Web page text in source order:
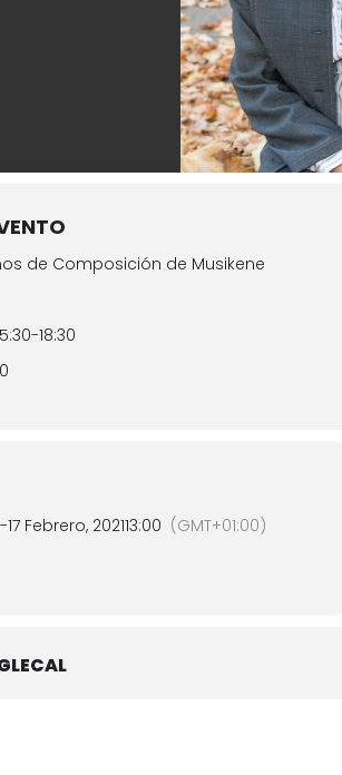
de Composición de Musikene
18:30
-17 Febrero, 202113:00 (GMT+01:00)